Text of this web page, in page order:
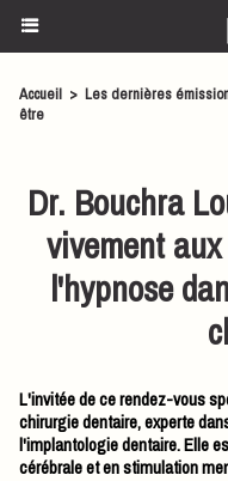
Accueil > Les dernières
être
Dr. Bouchra
vivement
l'hypnose
L'invitée de ce rendez-vous
chirurgie dentaire, experte
l'implantologie dentaire. Elle
cérébrale et en stimulation